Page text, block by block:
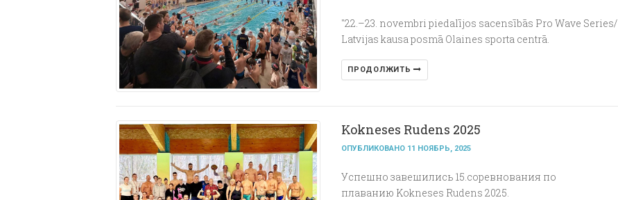
"22.–23. novembri piedalījos sacensībās Pro Wave Series/
Latvijas kausa posmā Olaines sporta centrā.
ПРОДОЛЖИТЬ
Kokneses Rudens 2025
ОПУБЛИКОВАНО 11 НОЯБРЬ, 2025
Успешно завешились 15.соревнования по
плаванию Kokneses Rudens 2025.